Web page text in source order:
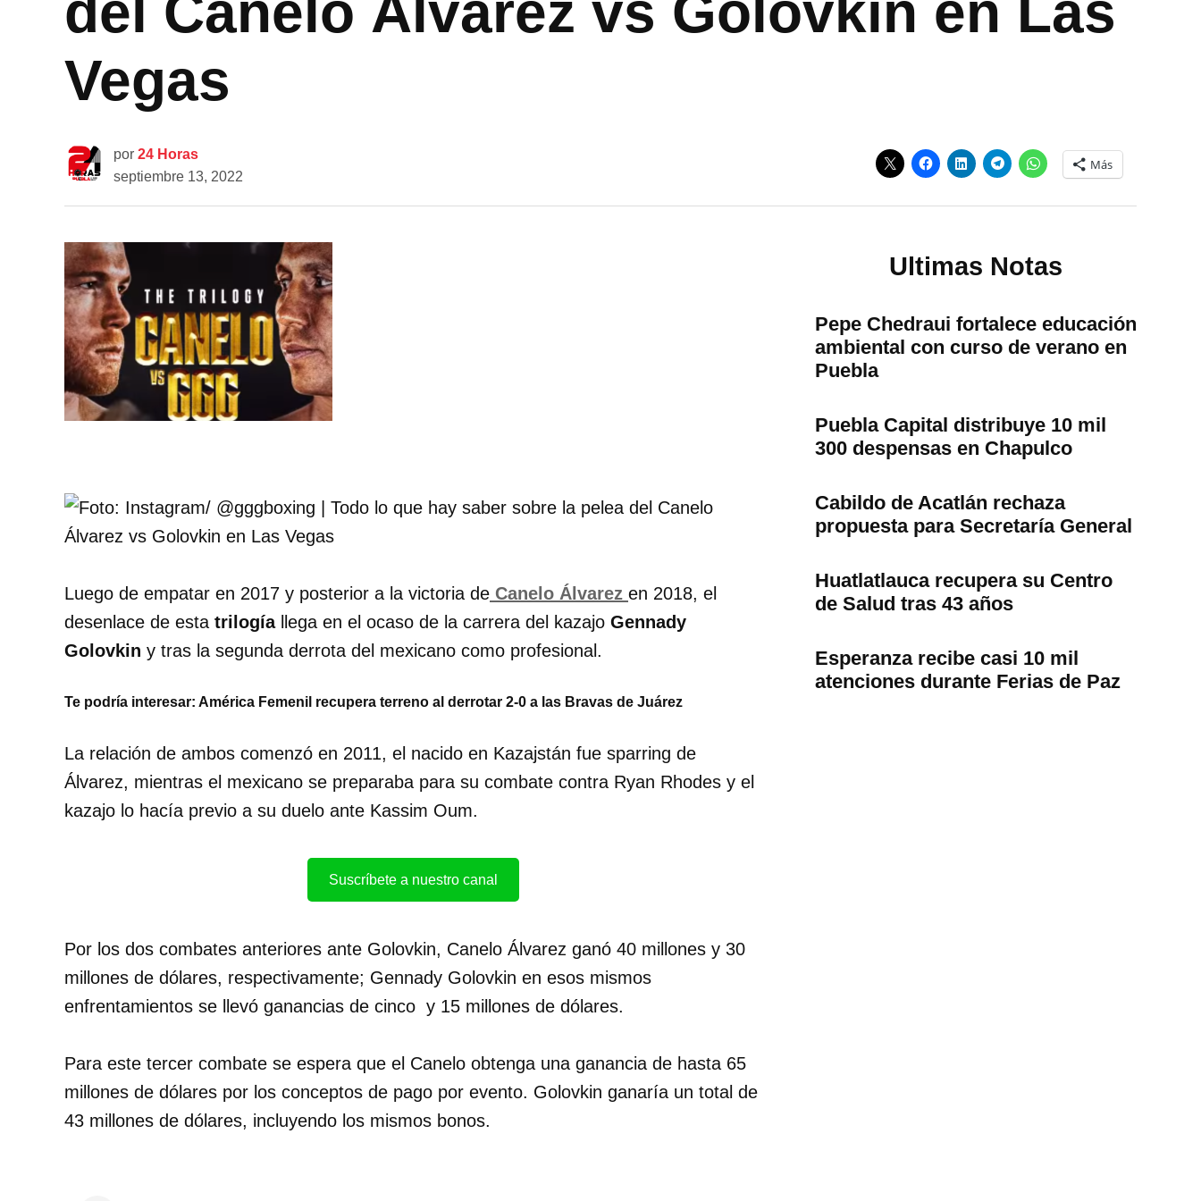
Vegas
por 24 Horas
septiembre 13, 2022
Más
Luego de empatar en 2017 y posterior a la victoria de Canelo Álvarez en 2018, el
desenlace de esta trilogíallega en el ocaso de la carrera del kazajo Gennady
Golovkin y tras la segunda derrota del mexicano como profesional.
Te podría interesar: América Femenil recupera terreno al derrotar 2-0 a las Bravas de Juárez
La relación de ambos comenzó en 2011, el nacido en Kazajstán fue sparring de
Álvarez, mientras el mexicano se preparaba para su combate contra Ryan Rhodes y el
kazajo lo hacía previo a su duelo ante Kassim Oum.
Suscríbete a nuestro canal
Por los dos combates anteriores ante Golovkin, Canelo Álvarez ganó 40 millones y 30
millones de dólares, respectivamente; Gennady Golovkin en esos mismos
enfrentamientos se llevó ganancias de cinco y 15 millones de dólares.
Para este tercer combate se espera que el Canelo obtenga una ganancia de hasta 65
millones de dólares por los conceptos de pago por evento. Golovkin ganaría un total de
43 millones de dólares, incluyendo los mismos bonos.
Ultimas Notas
Pepe Chedraui fortalece educación
ambiental con curso de verano en
Puebla
Puebla Capital distribuye 10 mil
300 despensas en Chapulco
Cabildo de Acatlán rechaza
propuesta para Secretaría General
Huatlatlauca recupera su Centro
de Salud tras 43 años
Esperanza recibe casi 10 mil
atenciones durante Ferias de Paz